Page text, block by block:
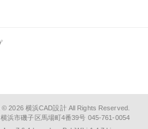
© 2026 横浜CAD設計All Rights Reserved.
浜市磯子区馬場町4番39号 045-761-0054
し